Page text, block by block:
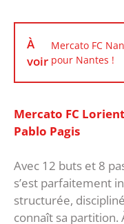
À
voir
Mercato FC
pour Nantes !
Mercato FC
Pablo Pagis
‎Avec 12 buts et 8
s’est parfaitement
structurée,
connaît sa partition.